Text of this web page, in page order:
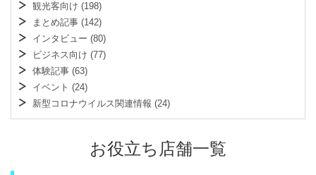
観光客向け (198)
まとめ記事 (142)
インタビュー (80)
ビジネス向け (77)
体験記事 (63)
イベント (24)
新型コロナウイルス関連情報 (24)
お役立ち店舗一覧